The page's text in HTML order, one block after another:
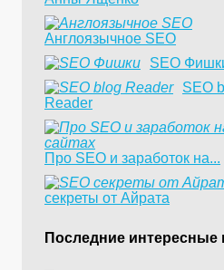
Англоязычное SEO
SEO
SEO
Reader
Про SEO и заработок на...
секреты от Айрата
Последние интересные